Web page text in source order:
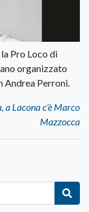
Pro Loco di
organizzato
Andrea Perroni.
Lacona c’è Marco
Mazzocca